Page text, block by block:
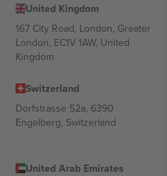
United Kingdom
167 City Road, London, Greater
London, EC1V 1AW, United
Kingdom
Switzerland
Dorfstrasse 52a, 6390
Engelberg, Switzerland
United Arab Emirates